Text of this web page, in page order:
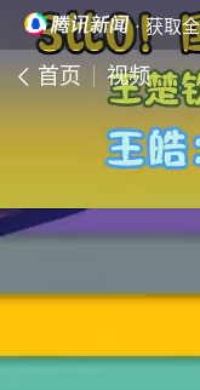
· 获取
首页 视频